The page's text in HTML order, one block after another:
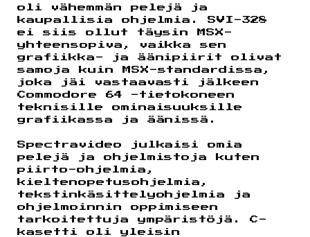
oli vähemmän pelejä ja
kaupallisia ohjelmia. SVI-328
ei siis ollut täysin MSX-
yhteensopiva, vaikka sen
grafiikka- ja äänipiirit olivat
samoja kuin MSX-standardissa,
joka jäi vastaavasti jälkeen
Commodore 64 -tietokoneen
teknisille ominaisuuksille
grafiikassa ja äänissä.
Spectravideo julkaisi omia
pelejä ja ohjelmistoja kuten
piirto-ohjelmia,
kieltenopetusohjelmia,
tekstinkäsittelyohjelmia ja
ohjelmoinnin oppimiseen
tarkoitettuja ympäristöjä. C-
kasetti oli yleisin